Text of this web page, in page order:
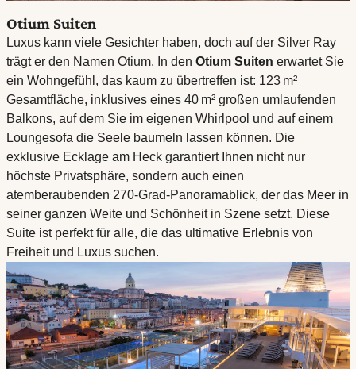
Otium Suiten
Luxus kann viele Gesichter haben, doch auf der Silver Ray
trägt er den Namen Otium. In den Otium Suiten erwartet Sie
ein Wohngefühl, das kaum zu übertreffen ist: 123 m²
Gesamtfläche, inklusives eines 40 m² großen umlaufenden
Balkons, auf dem Sie im eigenen Whirlpool und auf einem
Loungesofa die Seele baumeln lassen können. Die
exklusive Ecklage am Heck garantiert Ihnen nicht nur
höchste Privatsphäre, sondern auch einen
atemberaubenden 270-Grad-Panoramablick, der das Meer in
seiner ganzen Weite und Schönheit in Szene setzt. Diese
Suite ist perfekt für alle, die das ultimative Erlebnis von
Freiheit und Luxus suchen.